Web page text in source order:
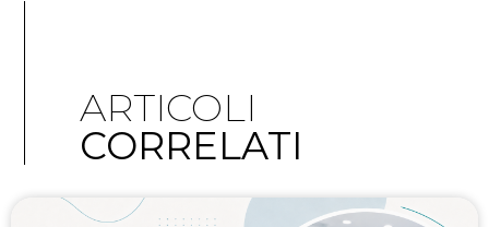
ARTICOLI
CORRELATI